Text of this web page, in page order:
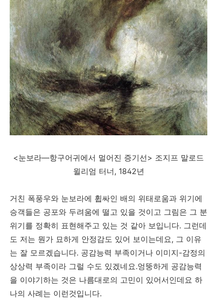
<눈보라—항구어귀에서 멀어진 증기선> 조지프 말로드
윌리엄 터너, 1842년
거친 폭풍우와 눈보라에 휩싸인 배의 위태로움과 위기에
승객들은 공포와 두려움에 떨고 있을 것이고 그림은 그 분
위기를 정확히 표현해주고 있는 것 같아 보입니다. 그런데
도 저는 뭔가 묘하게 안정감도 있어 보이는데요, 그 이유
는 잘 모르겠습니다. 공감능력 부족이거나 이미지-감정의
상상력 부족이라 그럴 수도 있겠네요.엉뚱하게 공감능력
을 이야기하는 것은 나름대로의 고민이 있어서인데요 하
나의 사례는 이런것입니다.